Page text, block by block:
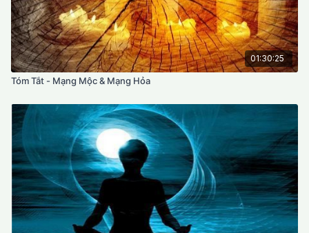
01:30:25
Tóm Tắt - Mạng Mộc & Mạng Hỏa